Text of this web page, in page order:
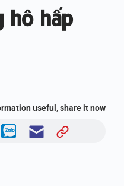
hô hấp
useful, share it now